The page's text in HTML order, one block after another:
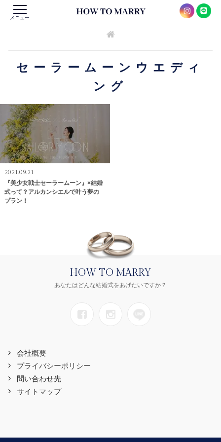
メニュー
セーラームーンウエディ
ング
2021.09.21
『美少女戦士セーラームーン』×結婚
式って？アルカンシエルで叶う夢の
プラン！
HOW TO MARRY
あなたはどんな結婚式をあげたいですか？
会社概要
プライバシーポリシー
問い合わせ先
サイトマップ